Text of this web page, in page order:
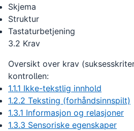
Skjema
Struktur
Tastaturbetjening
3.2 Krav
Oversikt over krav
kontrollen:
1.1.1 Ikke-tekstlig innhold
1.2.2 Teksting (forhåndsinnspilt)
1.3.1 Informasjon og relasjoner
1.3.3 Sensoriske egenskaper